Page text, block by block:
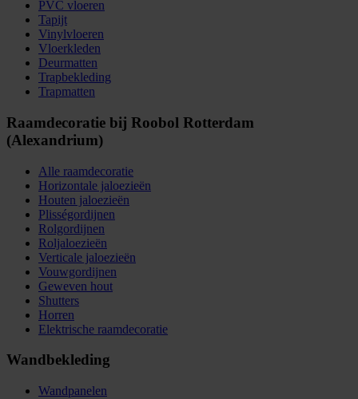
PVC vloeren
Tapijt
Vinylvloeren
Vloerkleden
Deurmatten
Trapbekleding
Trapmatten
Raamdecoratie bij Roobol Rotterdam
(Alexandrium)
Alle raamdecoratie
Horizontale jaloezieën
Houten jaloezieën
Plisségordijnen
Rolgordijnen
Roljaloezieën
Verticale jaloezieën
Vouwgordijnen
Geweven hout
Shutters
Horren
Elektrische raamdecoratie
Wandbekleding
Wandpanelen